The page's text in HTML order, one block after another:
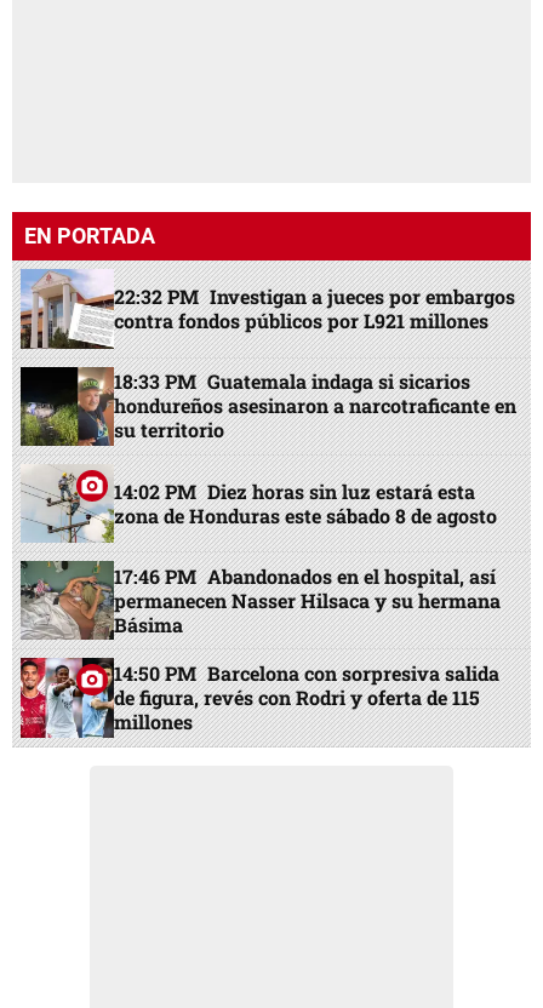
EN PORTADA
22:32 PM Investigan a jueces por embargos
contra fondos públicos por L921 millones
18:33 PM Guatemala indaga si sicarios
hondureños asesinaron a narcotraficante en
su territorio
14:02 PM Diez horas sin luz estará esta
zona de Honduras este sábado 8 de agosto
17:46 PM Abandonados en el hospital, así
permanecen Nasser Hilsaca y su hermana
Básima
14:50 PM Barcelona con sorpresiva salida
de figura, revés con Rodri y oferta de 115
millones